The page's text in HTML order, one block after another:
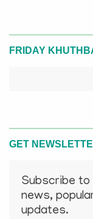
FRIDAY
GET
Subscribe
news,
updates.